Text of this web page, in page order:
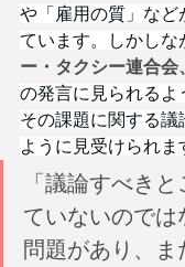
や「雇用の質」など
ています。しかしな
ー・タクシー連合会
の発言に見られるよ
その課題に関する議
ように見受けられま
「議論すべき
ていないのでは
問題があり、ま